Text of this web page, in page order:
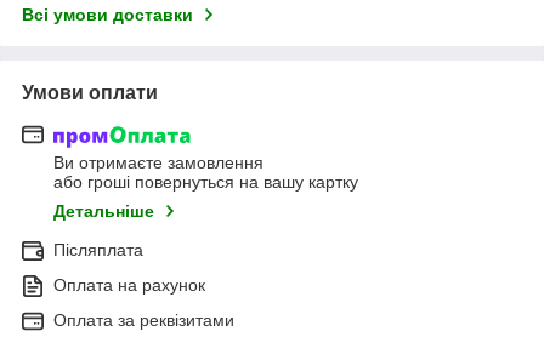
Всі умови доставки
Умови оплати
Ви отримаєте замовлення
або гроші повернуться на вашу картку
Детальніше
Післяплата
Оплата на рахунок
Оплата за реквізитами